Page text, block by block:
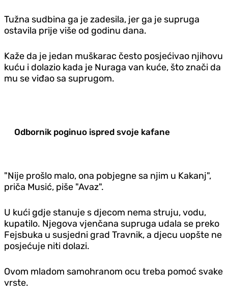
Tužna sudbina ga je zadesila, jer ga je supruga
ostavila prije više od godinu dana.
Kaže da je jedan muškarac često posjećivao njihovu
kuću i dolazio kada je Nuraga van kuće, što znači da
mu se viđao sa suprugom.
Odbornik poginuo ispred svoje kafane
"Nije prošlo malo, ona pobjegne sa njim u Kakanj",
priča Musić, piše "Avaz".
U kući gdje stanuje s djecom nema struju, vodu,
kupatilo. Njegova vjenčana supruga udala se preko
Fejsbuka u susjedni grad Travnik, a djecu uopšte ne
posjećuje niti dolazi.
Ovom mladom samohranom ocu treba pomoć svake
vrste.